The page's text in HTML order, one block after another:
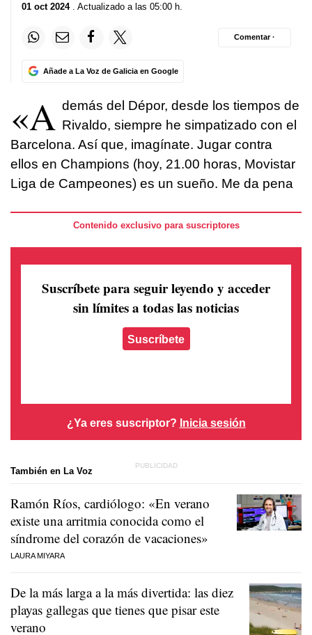
01 oct 2024. Actualizado a las 05:00 h.
Añade a La Voz de Galicia en Google
Comentar ·
«A demás del Dépor, desde los tiempos de
Rivaldo, siempre he simpatizado con el
Barcelona. Así que, imagínate. Jugar contra
ellos en Champions (hoy, 21.00 horas, Movistar
Liga de Campeones) es un sueño. Me da pena
Contenido exclusivo para suscriptores
Suscríbete para seguir leyendo y acceder
sin límites a todas las noticias
Suscríbete
¿Ya eres suscriptor? Inicia sesión
También en La Voz
Ramón Ríos, cardiólogo: «En verano
existe una arritmia conocida como el
síndrome del corazón de vacaciones»
LAURA MIYARA
De la más larga a la más divertida: las diez
playas gallegas que tienes que pisar este
verano